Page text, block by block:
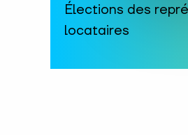
Élections des
locataires